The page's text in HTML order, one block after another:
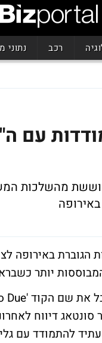
רכב נתוני
עם
מהשלכות
הגוברת באירופה
יותר
דיווח
עוד ב-2010 ומסגרתו הצבא עתיד